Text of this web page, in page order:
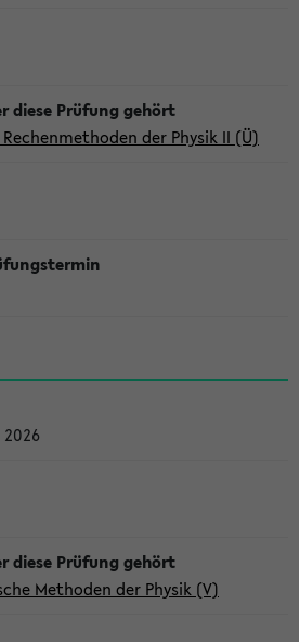
der Physik II (Ü)
Methoden der Physik (V)